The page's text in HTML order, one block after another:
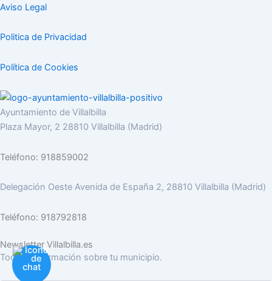
Aviso Legal
Politica de Privacidad
Política de Cookies
Ayuntamiento de Villalbilla
Plaza Mayor, 2 28810 Villalbilla (Madrid)
Teléfono: 918859002
Delegación Oeste Avenida de España 2, 28810 Villalbilla (Madrid)
Teléfono: 918792818
Newsletter Villalbilla.es
Toda la información sobre tu municipio.